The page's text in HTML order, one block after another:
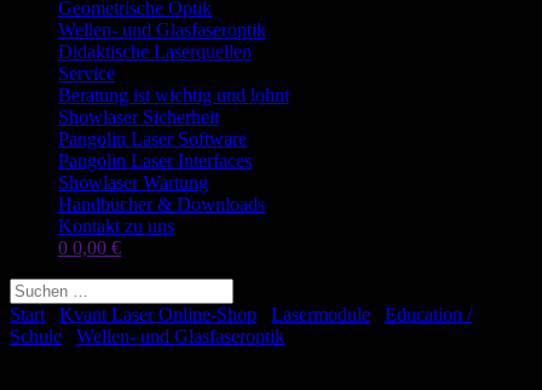
Geometrische Optik
Wellen- und Glasfaseroptik
Didaktische Laserquellen
Service
Beratung ist wichtig und lohnt
Showlaser Sicherheit
Pangolin Laser Software
Pangolin Laser Interfaces
Showlaser Wartung
Handbücher & Downloads
Kontakt zu uns
0 0,00 €
Start Kvant Laser Online-Shop Lasermodule
Education /
Schule
Wellen- und Glasfaseroptik